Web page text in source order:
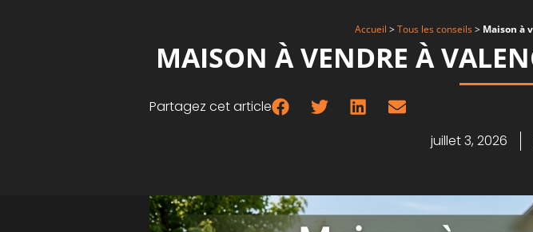
Accueil >Tous les conseils> Maison à
MAISON À VENDRE À
Partagez cet article
juillet 3, 2026